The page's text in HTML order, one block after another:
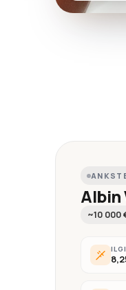
Albin
~10 000